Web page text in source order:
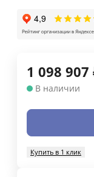
1 098 907
В наличии
Купить в 1 клик